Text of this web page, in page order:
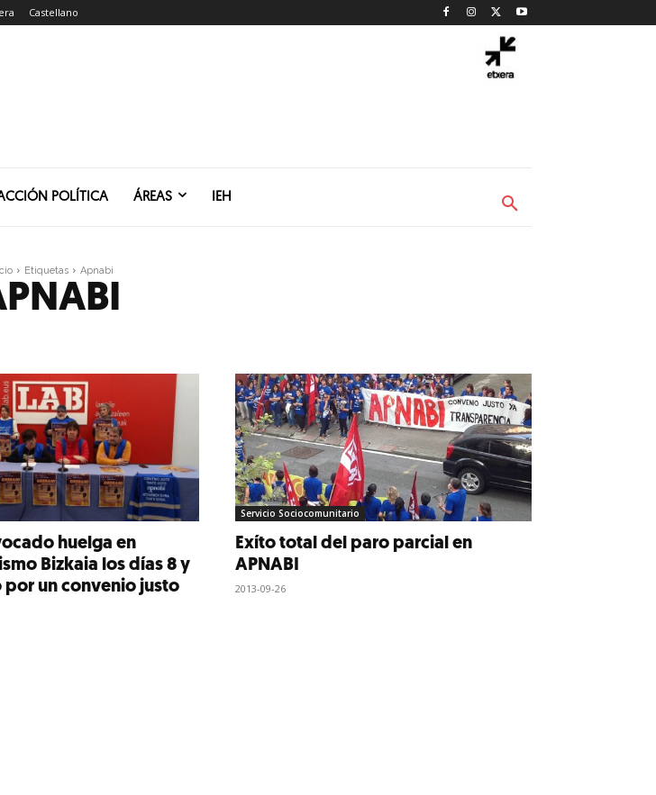
Castellano
POLÍTICA ÁREAS IEH
Etiquetas Apnabi
huelga en
Bizkaia los días 8 y
por un convenio justo
Servicio Sociocomunitario
Exíto total del paro parcial en
APNABI
2013-09-26